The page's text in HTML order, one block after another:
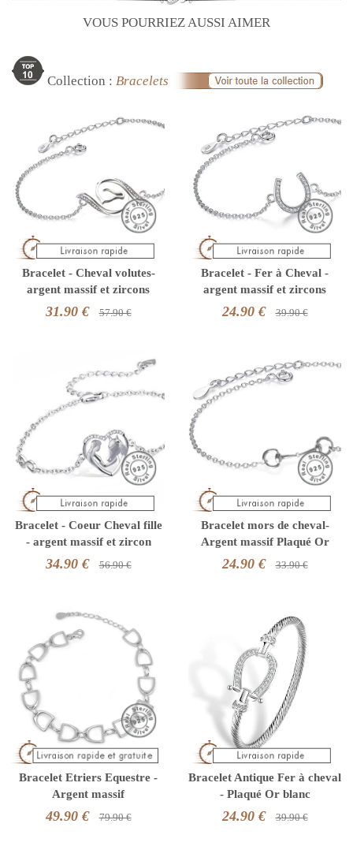
VOUS POURRIEZ AUSSI AIMER
Collection : Bracelets
Bracelet - Cheval volutes-
argent massif et zircons
31.90 € 57.90 €
Bracelet - Fer à Cheval -
argent massif et zircons
24.90 € 39.90 €
Bracelet - Coeur Cheval fille
- argent massif et zircon
34.90 € 56.90 €
Bracelet mors de cheval-
Argent massif Plaqué Or
24.90 € 33.90 €
Bracelet Etriers Equestre -
Argent massif
49.90 € 79.90 €
Bracelet Antique Fer à cheval
- Plaqué Or blanc
24.90 € 39.90 €